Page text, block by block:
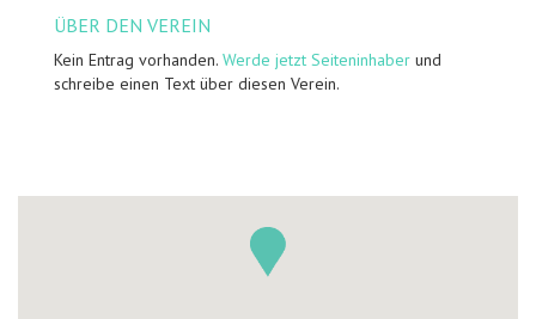
ÜBER DEN VEREIN
Kein Entrag vorhanden. Werde jetzt Seiteninhaber und
schreibe einen Text über diesen Verein.